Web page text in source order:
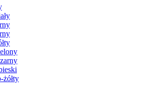
żółty